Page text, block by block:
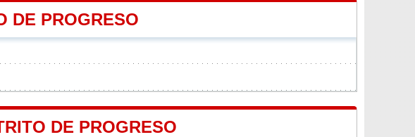
DE PROGRESO
DE PROGRESO